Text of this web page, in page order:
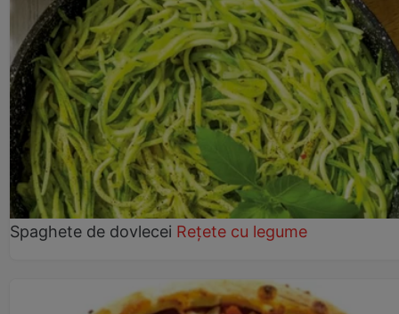
Spaghete de dovlecei Rețete cu legume